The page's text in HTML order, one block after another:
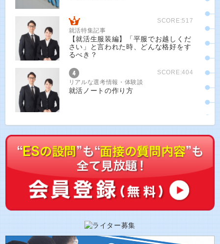
SCORE:517
就活特集記事
【就活生服装編】「平服でお越しくだ
さい」と言われた時、どんな格好をす
るべき？
SCORE:404
リアルな選考情報・体験談
就活ノートの作り方